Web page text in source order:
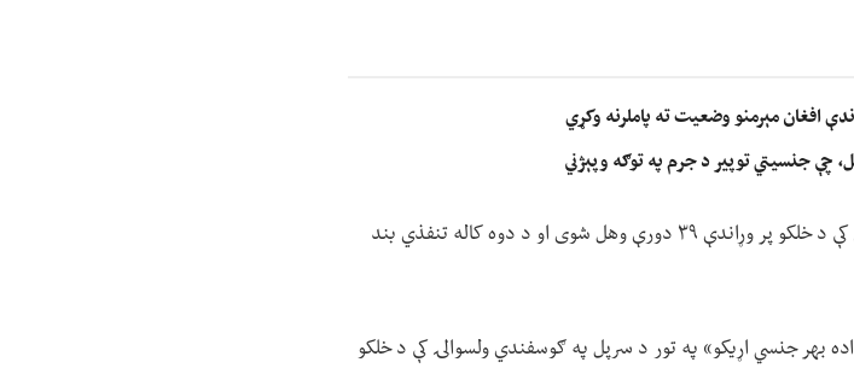
افغان مېرمنو وضعیت ته پاملرنه وکړي
یو تن د «لواطت» په تور د بدخشان په شهر بزرګ ولسوالۍ کې د خلکو پر وړاندې ۳۹ دورې وهل شوی او د دوه کاله تنفذي بند
بهر جنسي اړیکو» په تور د سرپل په ګوسفندي ولسوالۍ کې د خلکو